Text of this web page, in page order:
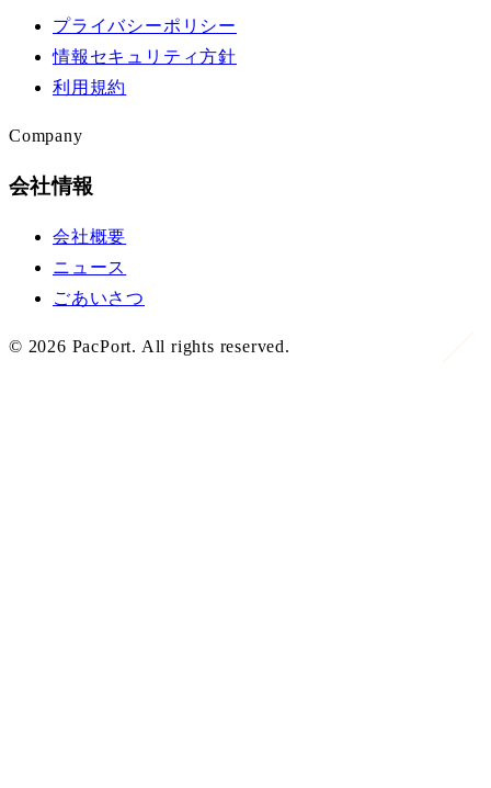
プライバシーポリシー
情報セキュリティ方針
利用規約
Company
会社情報
会社概要
ニュース
ごあいさつ
© 2026 PacPort. All rights reserved.